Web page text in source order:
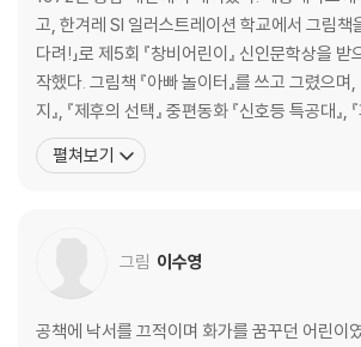
고, 한겨레 SI 일러스트레이션 학교에서 그림책
다려!」로 제5회 『창비어린이』 신인문학상을
작했다. 그림책 『아빠 놀이터』를 쓰고 그렸으며,
지』, 『제후의 선택』 중편동화 『신호등 특공대』,
『아빠 놀이터』, 『삐딱이를찾아라』, 『엉덩이 학교
지키는 아이들』, 『일 퍼센트』 등을 썼다. 단편동
펼쳐보기
그림 이수영
공책에 낙서를 끄적이며 화가를 꿈꾸던 어린이